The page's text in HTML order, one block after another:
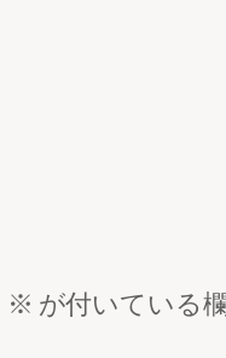
※ が付いている